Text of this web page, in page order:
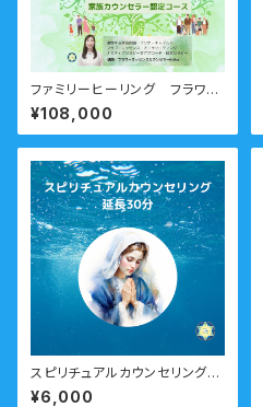
ファミリーヒーリング フラワー
エッセンスカウンセラー３ プラ
イベート
¥108,000
スピリチュアルカウンセリング
延長30分
¥6,000